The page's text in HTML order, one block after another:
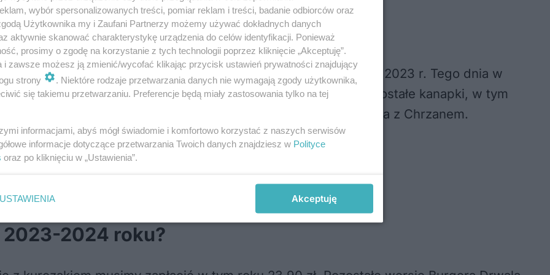
oferty wszystkich restauracji McDonalds w Polsce 8 listopada 2023 r. Tego dnia w
Drwala. Tydzień później, od 15 listopada, do oferty trafiły pozostałe kanapki, w tym
Żurawiną, Burger Drwala na Ostro, oraz nowość Burger Drwala z Chrzanem.
Frytki i Zimowe McFlurry.
Zobacz ceny i całe menu
2023-2024 roku?
wybór spersonalizowanych treści, pomiar reklam i treści, badanie odbiorców oraz
Użytkownika my i Zaufani Partnerzy możemy używać dokładnych danych
aktywnie skanować charakterystykę urządzenia do celów identyfikacji. Ponieważ
prosimy o zgodę na korzystanie z tych technologii poprzez kliknięcie „Akceptuję”.
i zawsze możesz ją zmienić/wycofać klikając przycisk ustawień prywatności znajdujący
strony
. Niektóre rodzaje przetwarzania danych nie wymagają zgody użytkownika,
się takiemu przetwarzaniu. Preferencje będą miały zastosowania tylko na tej
informacjami, abyś mógł świadomie i komfortowo korzystać z naszych serwisów
informacje dotyczące przetwarzania Twoich danych znajdziesz w Polityce
oraz po kliknięciu w „Ustawienia”.
USTAWIENIA Akceptuję